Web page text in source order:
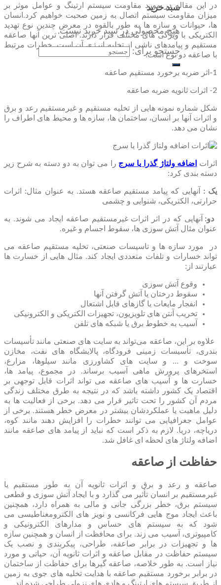
سبد خرید
هیچ محصولی در سبد خرید نیست.
جستجو برای:
در این مقاله در مورد مقاومت سیستم ارتینگ و عوامل موثر بر
میزان مقاومت سیستم اتصال به زمین صحبت خواهیم کرد.انسان
ها، حیوانات و سازه ها به طور بالقوه در معرض چندین نوع تهدید
الکتریکی با ویژگی های مختلف قرار دارند. اصلی ترین آنها صاعقه
مستقیم و پیامدهای ناشی از تخلیه انرژی آن است. خطرات مرتبط
با صاعقه دو نوع است:
1-اثر ضربه برخورد مستقیم صاعقه
2- اثرات ثانویه ضربه صاعقه
شکل شماره نمونه هایی از تخلیه مستقیم و غیرمستقیم رعد و برق
و اثرات آنها بر انسان، ساختمان ها، سازه ها و محیط های اطراف را
نشان می دهد.
اثرات اضافه ولتاژ گذرا یا سرج را می توان به دو دسته به شرح زیر
دسته بندی کرد:
یک : آنهایی که پیامد مستقیم صاعقه هستد. به عنوان مثال: اثرات
حرارتی، الکتریکی، شنوایی و چشمی
دو: آنهایی که در اثر اثرات غیرمستقیم صاعقه ایجاد می شوند. به
عنوان مثال آتش سوزی ها، سقوط اجسام و غیره.
در مورد سازه ها و تاسیسات صنعتی، تخلیه مستقیم صاعقه می
تواند خسارات و تلفات متعددی ایجاد کند. مثال هایی از خسارت ها
عبارتند از:
وقوع آتش سوزی
سقوط درختان یا آتش گرفتن آنها
انفجار مایعات یا گازهای قابل اشتعال
تخریب آنتن های تلویزیون، تجهیزات الکتریکی و الکترونیکی
آسیب به خطوط برق یا شبکه های تلفن
علاوه بر این، صاعقه می‌تواند به سایت‌ های صنعتی مانند تأسیسات
بندری، تأسیسات زمینی فرودگاه، پالایشگاه‌ های نفت، مخازن
سوخت و … و سایت ‌های کشاورزی مانند سیلوها، مزارع،
استخرهای پرورش ماهی آسیب برساند. در مجموع، پیامد ها،
خسارت ها و آسیب های صاعقه می تواند اثرات قابل توجهی بر
اقتصاد یک کشور داشته باشد که در نتیجه به طرق مختلف زندگی
مردم آن کشور را تحت تاثیر قرار می دهد. برخی از فعالیت ها به
دلیل ماهیت یا عملکردشان بیشتر در معرض خطر هستند. برخی از
عوامل جغرافیایی می توانند خطرات را افزایش دهند مانند کوه،
دریاچه، دریا. لازم به ذکر است که نباید از پیامد های صاعقه مانند
اضافه ولتاژ های لحظه ای غافل شد.
حفاظت از صاعقه
صاعقه و رعد و برق و اثرات ثانویه آن به طور مستقیم یا
غیرمستقیم بر انسان تأثیر می گذارد و با ایجاد آتش سوزی و قطعی
سیستم برق، خطر بزرگی جانی و مالی به همراه دارد، همچنین
باعث ایجاد موج هایی فرکانسی و نویز های الکترومغناطیسی می
شود که به سیستم های حساس و مدارهای الکترونیکی و
کامپیوتری، آسیب می زند. برای محافظت از انسان و همچنین سازه
ها و تجهیزات در برابر صاعقه، طراحی، پیکربندی و نصب یک
سیستم حفاظت در مقابل صاعقه و اثرات ثانویه آن، حیاتی و مورد
نیاز است. به طور خلاصه، صاعقه گیرها برای حفاظت از ساختمان
در برابر برخورد مستقیم صاعقه با هدایت تخلیه های جوی به زمین